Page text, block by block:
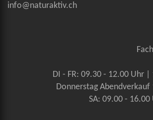
info@naturaktiv.ch
DI - FR: 09.30 - 12.00 Uhr
Donnerstag
SA: 09.00 - 16.00